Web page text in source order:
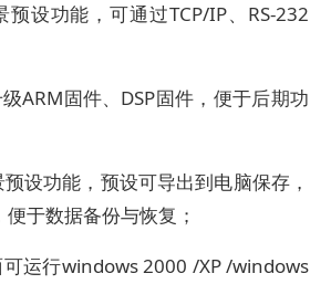
设功能，可通过TCP/IP、RS-232
ARM固件、DSP固件，便于后期功
设功能，预设可导出到电脑保存，
于数据备份与恢复；
运行windows 2000 /XP /windows